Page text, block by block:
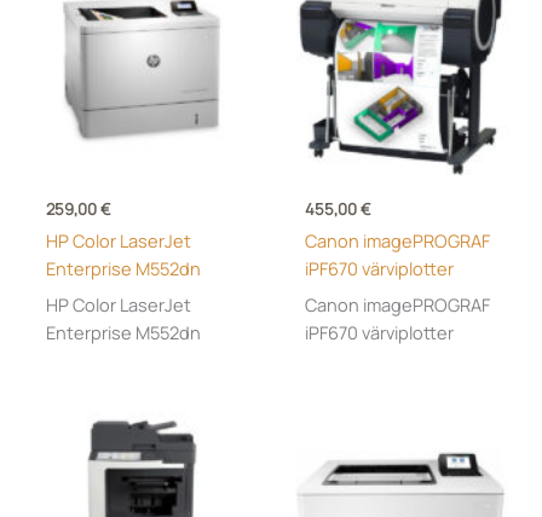
6(0)
259,00€
HP Color LaserJet
Enterprise M552dn
HP Color LaserJet
Enterprise M552dn
455,00€
Canon imagePROGRAF
iPF670 värviplotter
Canon imagePROGRAF
iPF670 värviplotter